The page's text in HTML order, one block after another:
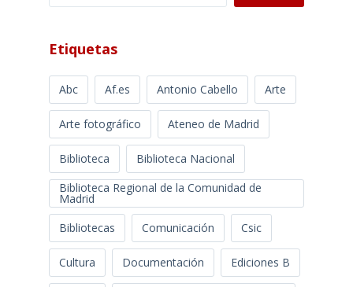
Etiquetas
Abc Af.es Antonio Cabello Arte
Arte fotográfico Ateneo de Madrid
Biblioteca
Biblioteca Nacional
Biblioteca Regional de la Comunidad de
Madrid
Bibliotecas
Comunicación Csic
Cultura Documentación Ediciones B